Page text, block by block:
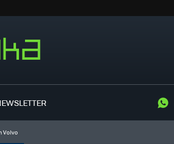
Volvo